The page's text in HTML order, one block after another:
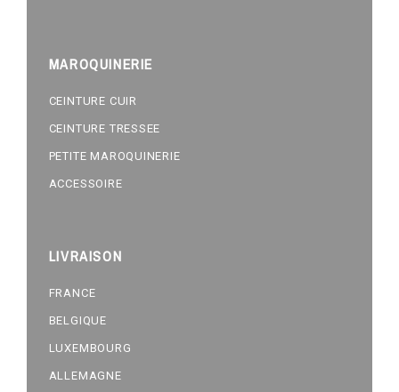
MAROQUINERIE
CEINTURE CUIR
CEINTURE TRESSEE
PETITE MAROQUINERIE
ACCESSOIRE
LIVRAISON
FRANCE
BELGIQUE
LUXEMBOURG
ALLEMAGNE